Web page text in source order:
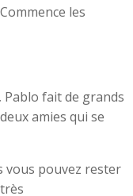
les
fait de grands
amies qui se
vous pouvez rester